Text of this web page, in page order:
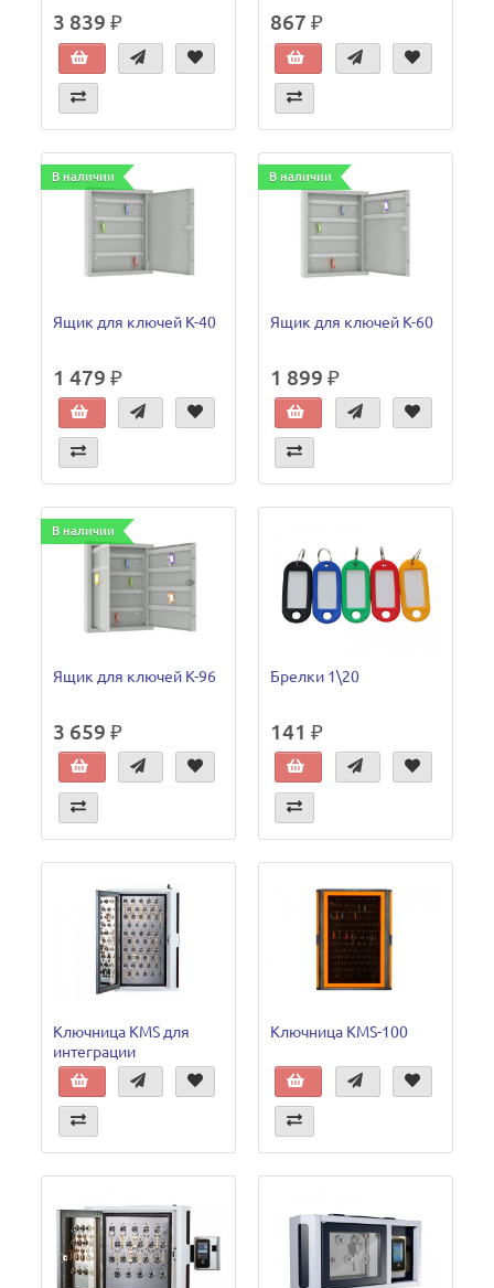
3 839 ₽ 867 ₽
В наличии
Ящик для ключей К-40
1 479 ₽
В наличии
Ящик для ключей К-60
1 899 ₽
В наличии
Ящик для ключей К-96
3 659 ₽
Брелки 1\20
141 ₽
Ключница KMS для
интеграции
Ключница KMS-100